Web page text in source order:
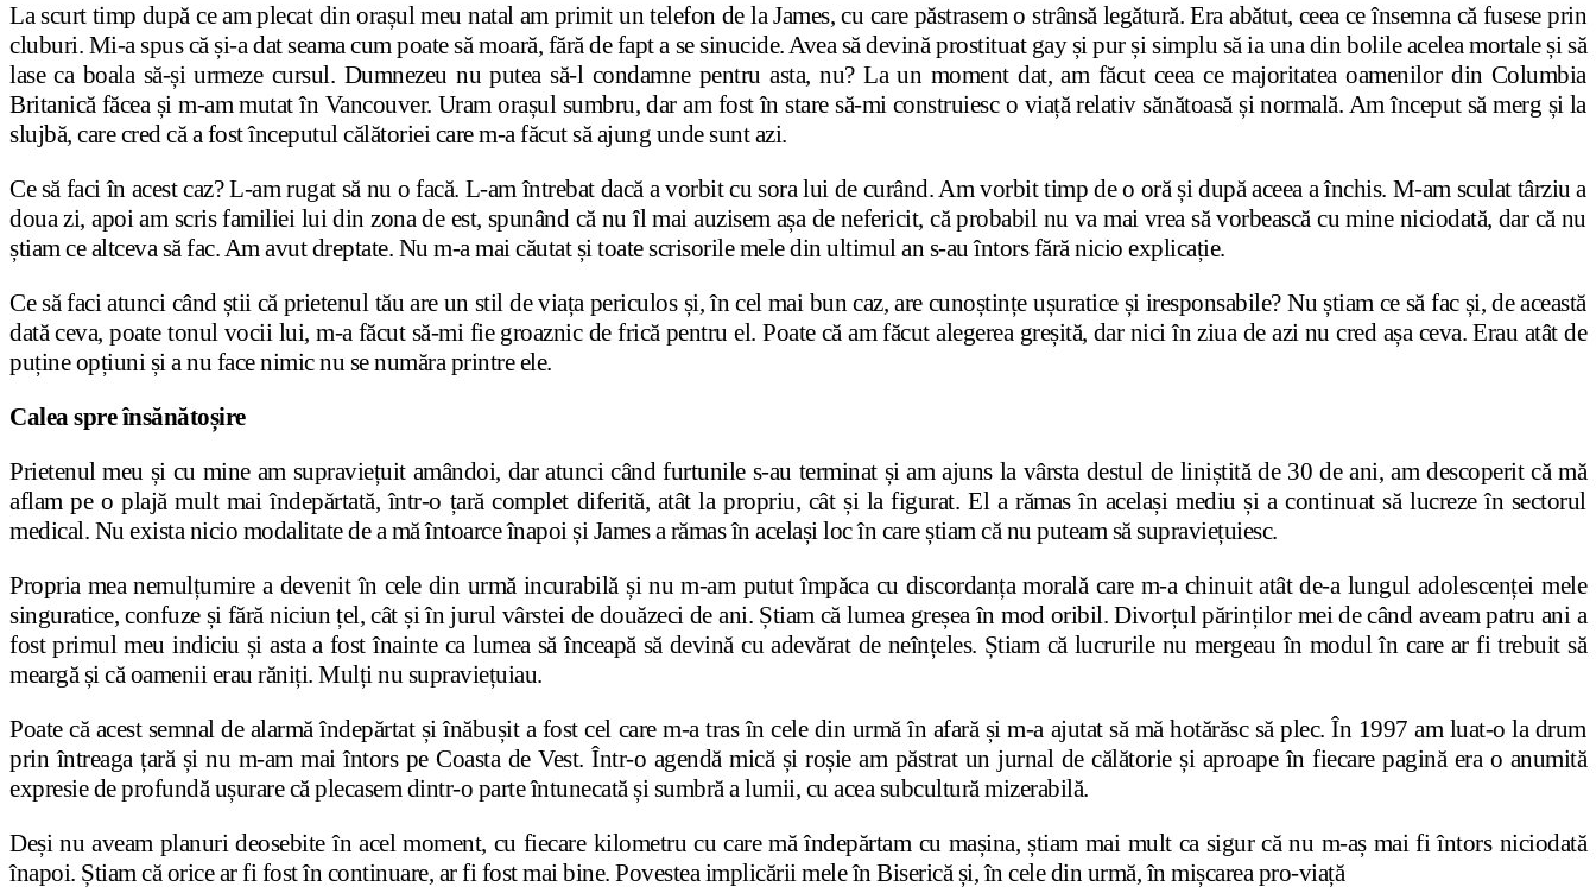
La scurt timp după ce am plecat din orașul meu natal am primit un telefon de la James, cu care păstrasem o strânsă legătură. Era abătut, ceea ce însemna că fusese prin
cluburi. Mi-a spus că și-a dat seama cum poate să moară, fără de fapt a se sinucide. Avea să devină prostituat gay și pur și simplu să ia una din bolile acelea mortale și să
lase ca boala să-și urmeze cursul. Dumnezeu nu putea să-l condamne pentru asta, nu? La un moment dat, am făcut ceea ce majoritatea oamenilor din Columbia
Britanică făcea și m-am mutat în Vancouver. Uram orașul sumbru, dar am fost în stare să-mi construiesc o viață relativ sănătoasă și normală. Am început să merg și la
slujbă, care cred că a fost începutul călătoriei care m-a făcut să ajung unde sunt azi.
Ce să faci în acest caz? L-am rugat să nu o facă. L-am întrebat dacă a vorbit cu sora lui de curând. Am vorbit timp de o oră și după aceea a închis. M-am sculat târziu a
doua zi, apoi am scris familiei lui din zona de est, spunând că nu îl mai auzisem așa de nefericit, că probabil nu va mai vrea să vorbească cu mine niciodată, dar că nu
știam ce altceva să fac. Am avut dreptate. Nu m-a mai căutat și toate scrisorile mele din ultimul an s-au întors fără nicio explicație.
Ce să faci atunci când știi că prietenul tău are un stil de viața periculos și, în cel mai bun caz, are cunoștințe ușuratice și iresponsabile? Nu știam ce să fac și, de această
dată ceva, poate tonul vocii lui, m-a făcut să-mi fie groaznic de frică pentru el. Poate că am făcut alegerea greșită, dar nici în ziua de azi nu cred așa ceva. Erau atât de
puține opțiuni și a nu face nimic nu se număra printre ele.
Calea spre însănătoșire
Prietenul meu și cu mine am supraviețuit amândoi, dar atunci când furtunile s-au terminat și am ajuns la vârsta destul de liniștită de 30 de ani, am descoperit că mă
aflam pe o plajă mult mai îndepărtată, într-o țară complet diferită, atât la propriu, cât și la figurat. El a rămas în același mediu și a continuat să lucreze în sectorul
medical. Nu exista nicio modalitate de a mă întoarce înapoi și James a rămas în același loc în care știam că nu puteam să supraviețuiesc.
Propria mea nemulțumire a devenit în cele din urmă incurabilă și nu m-am putut împăca cu discordanța morală care m-a chinuit atât de-a lungul adolescenței mele
singuratice, confuze și fără niciun țel, cât și în jurul vârstei de douăzeci de ani. Știam că lumea greșea în mod oribil. Divorțul părinților mei de când aveam patru ani a
fost primul meu indiciu și asta a fost înainte ca lumea să înceapă să devină cu adevărat de neînțeles. Știam că lucrurile nu mergeau în modul în care ar fi trebuit să
meargă și că oamenii erau răniți. Mulți nu supraviețuiau.
Poate că acest semnal de alarmă îndepărtat și înăbușit a fost cel care m-a tras în cele din urmă în afară și m-a ajutat să mă hotărăsc să plec. În 1997 am luat-o la drum
prin întreaga țară și nu m-am mai întors pe Coasta de Vest. Într-o agendă mică și roșie am păstrat un jurnal de călătorie și aproape în fiecare pagină era o anumită
expresie de profundă ușurare că plecasem dintr-o parte întunecată și sumbră a lumii, cu acea subcultură mizerabilă.
Deși nu aveam planuri deosebite în acel moment, cu fiecare kilometru cu care mă îndepărtam cu mașina, știam mai mult ca sigur că nu m-aș mai fi întors niciodată
înapoi. Știam că orice ar fi fost în continuare, ar fi fost mai bine. Povestea implicării mele în Biserică și, în cele din urmă, în mișcarea pro-viață